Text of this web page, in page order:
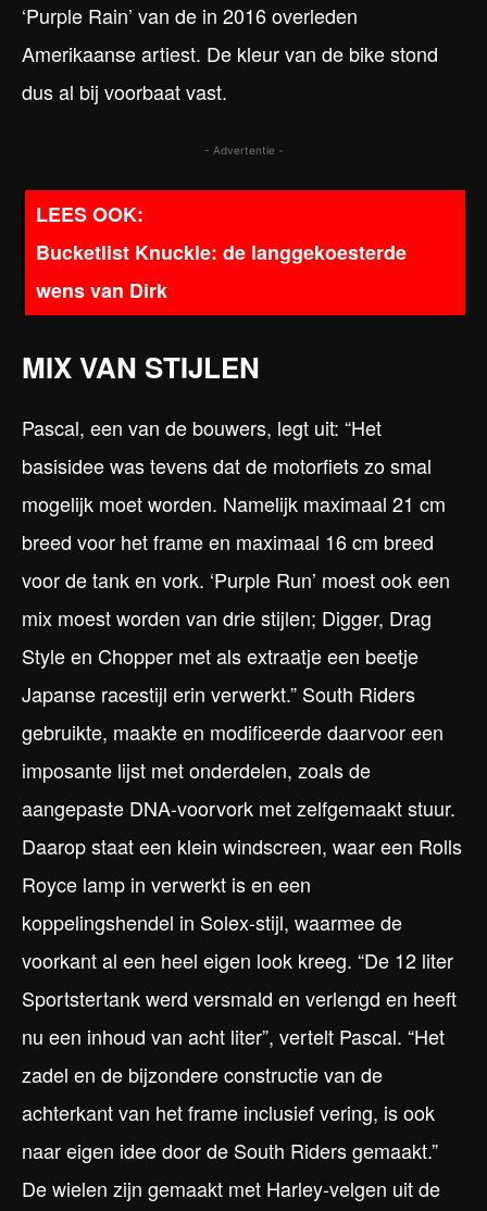
‘Purple Rain’ van de in 2016 overleden
Amerikaanse artiest. De kleur van de bike stond
dus al bij voorbaat vast.
- Advertentie -
Bucketlist Knuckle: de langgekoesterde
wens van Dirk
MIX VAN STIJLEN
Pascal, een van de bouwers, legt uit: “Het
basisidee was tevens dat de motorfiets zo smal
mogelijk moet worden. Namelijk maximaal 21 cm
breed voor het frame en maximaal 16 cm breed
voor de tank en vork. ‘Purple Run’ moest ook een
mix moest worden van drie stijlen; Digger, Drag
Style en Chopper met als extraatje een beetje
Japanse racestijl erin verwerkt.” South Riders
gebruikte, maakte en modificeerde daarvoor een
imposante lijst met onderdelen, zoals de
aangepaste DNA-voorvork met zelfgemaakt stuur.
Daarop staat een klein windscreen, waar een Rolls
Royce lamp in verwerkt is en een
koppelingshendel in Solex-stijl, waarmee de
voorkant al een heel eigen look kreeg. “De 12 liter
Sportstertank werd versmald en verlengd en heeft
nu een inhoud van acht liter”, vertelt Pascal. “Het
zadel en de bijzondere constructie van de
achterkant van het frame inclusief vering, is ook
naar eigen idee door de South Riders gemaakt.”
De wielen zijn gemaakt met Harley-velgen uit de